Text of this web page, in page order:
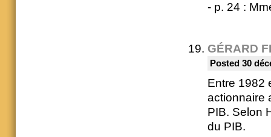
- p. 24 :
GÉRARD
Posted 30
Entre 1982
actionnaire
PIB. Selon
du PIB.